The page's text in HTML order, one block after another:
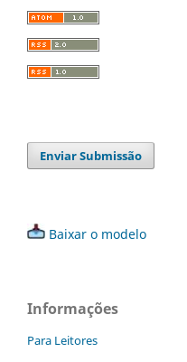
Enviar Submissão
Baixar o modelo
Informações
Para Leitores